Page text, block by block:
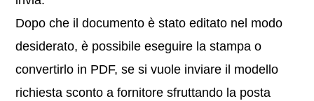
Dopo che il documento è stato editato nel modo
desiderato, è possibile eseguire la stampa o
convertirlo in PDF, se si vuole inviare il modello
richiesta sconto a fornitore sfruttando la posta